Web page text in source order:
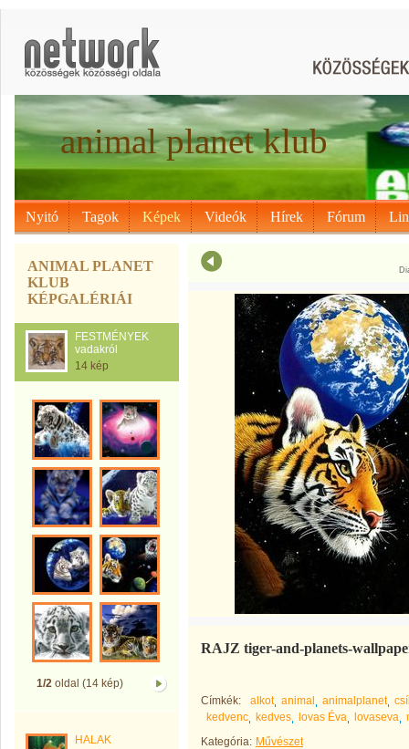
animal planet klub
Nyitó Tagok Képek Videók Hírek Fórum
ANIMAL PLANET
KLUB
KÉPGALÉRIÁI
FESTMÉNYEK
vadakról
14 kép
1/2oldal (14 kép)
HALAK
RAJZ tiger-and-planets-
Címkék: alkot animal animalplanet
kedvenc
kedves lovas Éva lovaseva
Kategória: Művészet